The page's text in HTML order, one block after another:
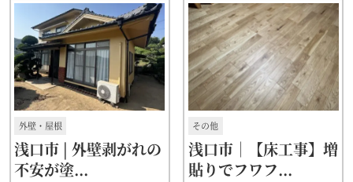
外壁・屋根
浅口市 | 外壁剥がれの
不安が塗...
その他
浅口市｜【床工事】増
貼りでフワフ...